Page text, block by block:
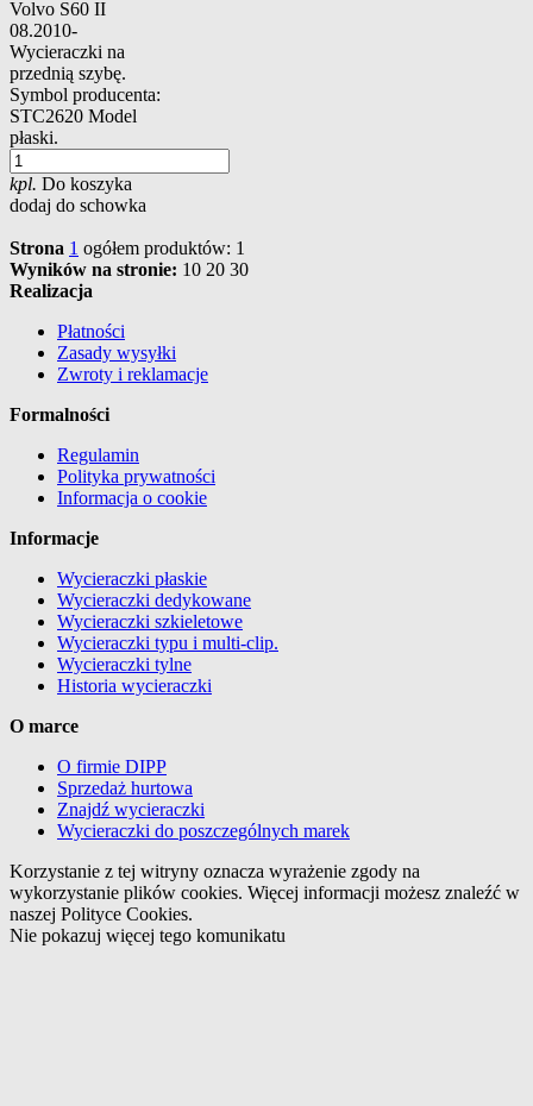
Volvo S60 II
08.2010-
Wycieraczki na
przednią szybę.
Symbol producenta:
STC2620 Model
płaski.
kpl. Do koszyka
dodaj do schowka
Strona 1 ogółem produktów: 1
Wyników na stronie: 10 20 30
Realizacja
Płatności
Zasady wysyłki
Zwroty i reklamacje
Formalności
Regulamin
Polityka prywatności
Informacja o cookie
Informacje
Wycieraczki płaskie
Wycieraczki dedykowane
Wycieraczki szkieletowe
Wycieraczki typu i multi-clip.
Wycieraczki tylne
Historia wycieraczki
O marce
O firmie DIPP
Sprzedaż hurtowa
Znajdź wycieraczki
Wycieraczki do poszczególnych marek
Korzystanie z tej witryny oznacza wyrażenie zgody na
wykorzystanie plików cookies. Więcej informacji możesz znaleźć w
naszej Polityce Cookies.
Nie pokazuj więcej tego komunikatu